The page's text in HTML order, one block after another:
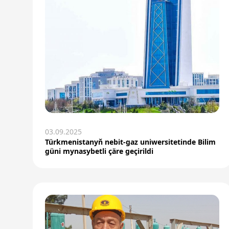
03.09.2025
Türkmenistanyň nebit-gaz uniwersitetinde Bilim
güni mynasybetli çäre geçirildi